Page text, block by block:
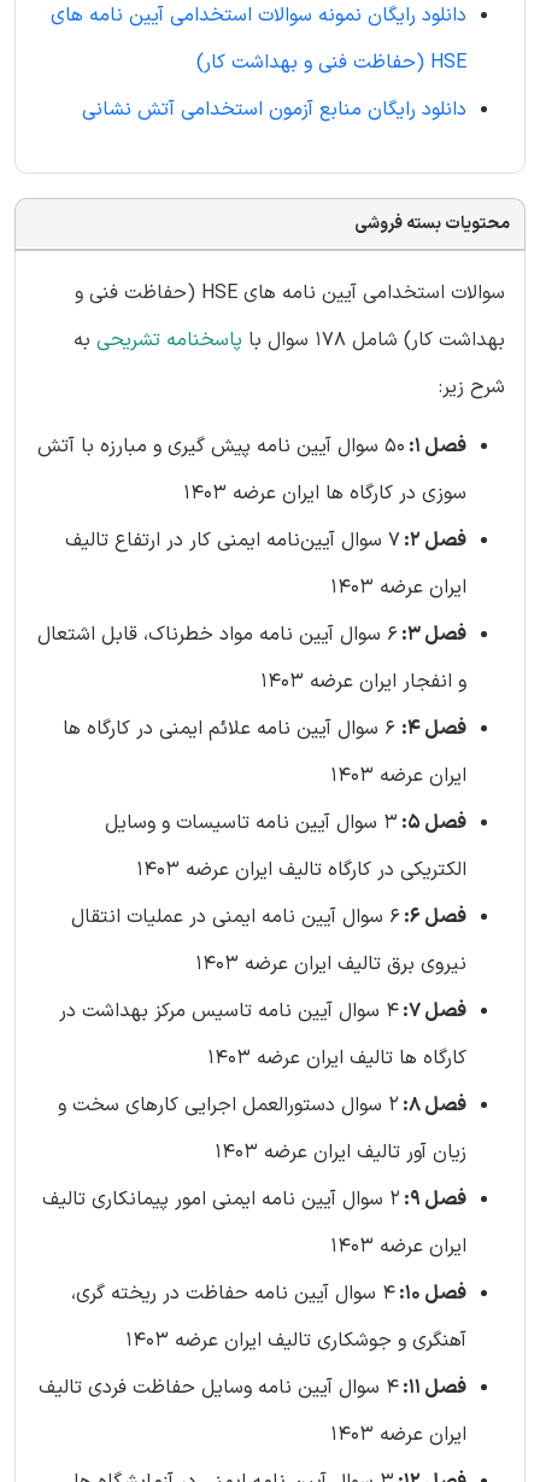
دانلود رایگان نمونه سوالات استخدامی آیین نامه های
HSE (حفاظت فنی و بهداشت کار)
دانلود رایگان منابع آزمون استخدامی آتش نشانی
محتویات بسته فروشی
سوالات استخدامی آیین نامه های HSE (حفاظت فنی و
بهداشت کار) شامل 178 سوال با
پاسخنامه تشریحی به
شرح زیر:
فصل 1:
50 سوال آیین نامه پیش گیری و مبارزه با آتش
سوزی در کارگاه ها ایران عرضه 1403
فصل 2:
7 سوال آیین‌نامه ایمنی کار در ارتفاع تالیف
ایران عرضه 1403
فصل 3:
6 سوال آیین نامه مواد خطرناک، قابل اشتعال
و انفجار ایران عرضه 1403
فصل 4:
6 سوال آیین نامه علائم ایمنی در کارگاه ها
ایران عرضه 1403
فصل 5:
3 سوال آیین نامه تاسیسات و وسایل
الکتریکی در کارگاه تالیف ایران عرضه 1403
فصل 6:
6 سوال آیین نامه ایمنی در عملیات انتقال
نیروی برق تالیف ایران عرضه 1403
فصل 7:
4 سوال آیین نامه تاسیس مرکز بهداشت در
کارگاه ها تالیف ایران عرضه 1403
فصل 8:
2 سوال دستورالعمل اجرایی کارهای سخت و
زیان آور تالیف ایران عرضه 1403
فصل 9:
2 سوال آیین نامه ایمنی امور پیمانکاری تالیف
ایران عرضه 1403
فصل 10:
4 سوال آیین نامه حفاظت در ریخته گری،
آهنگری و جوشکاری تالیف ایران عرضه 1403
فصل 11:
4 سوال آیین ‌نامه وسایل حفاظت فردی تالیف
ایران عرضه 1403